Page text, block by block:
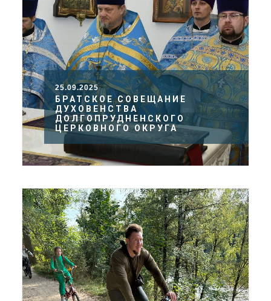
25.09.2025
БРАТСКОЕ СОВЕЩАНИЕ
ДУХОВЕНСТВА
ДОЛГОПРУДНЕНСКОГО
ЦЕРКОВНОГО ОКРУГА